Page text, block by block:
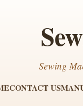
Sewing
CONTACT US